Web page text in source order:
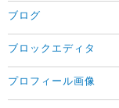
ブログ
ブロックエディタ
プロフィール画像